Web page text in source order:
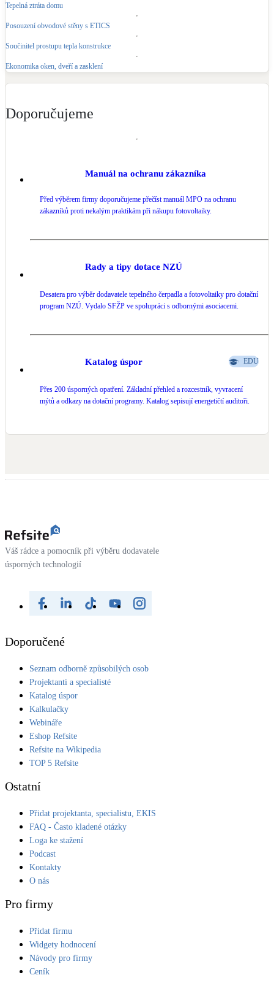
Stínicí technika
Žaluzie, markýzy, pergoly
Vnitřní i venkovní
Retence deštové vody
Vegetační střechy
Větrné elektrárny NEW
Tepelná ztráta domu
Posouzení obvodové stěny s ETICS
Součinitel prostupu tepla konstrukce
Ekonomika oken, dveří a zasklení
Doporučujeme
Manuál na ochranu zákazníka
Před výběrem firmy doporučujeme přečíst manuál MPO na ochranu
zákazníků proti nekalým praktikám při nákupu fotovoltaiky.
Rady a tipy dotace NZÚ
Desatera pro výběr dodavatele tepelného čerpadla a fotovoltaiky pro dotační
program NZÚ. Vydalo SFŽP ve spolupráci s odbornými asociacemi.
Katalog úspor EDU
Přes 200 úsporných opatření. Základní přehled a rozcestník, vyvracení
mýtů a odkazy na dotační programy. Katalog sepisují energetičtí auditoři.
Váš rádce a pomocník při výběru dodavatele
úsporných technologií
Doporučené
Seznam odborně způsobilých osob
Projektanti a specialisté
Katalog úspor
Kalkulačky
Webináře
Eshop Refsite
Refsite na Wikipedia
TOP 5 Refsite
Ostatní
Přidat projektanta, specialistu, EKIS
FAQ - Často kladené otázky
Loga ke stažení
Podcast
Kontakty
O nás
Pro firmy
Přidat firmu
Widgety hodnocení
Návody pro firmy
Ceník